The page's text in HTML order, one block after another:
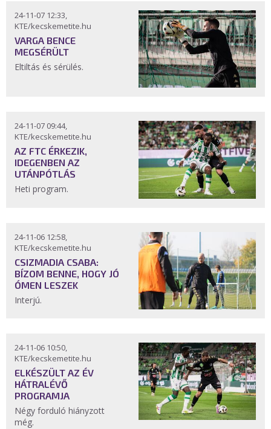
24-11-07 12:33,
KTE/kecskemetite.hu
VARGA BENCE
MEGSÉRÜLT
Eltiltás és sérülés.
24-11-07 09:44,
KTE/kecskemetite.hu
AZ FTC ÉRKEZIK,
IDEGENBEN AZ
UTÁNPÓTLÁS
Heti program.
24-11-06 12:58,
KTE/kecskemetite.hu
CSIZMADIA CSABA:
BÍZOM BENNE, HOGY JÓ
ÓMEN LESZEK
Interjú.
24-11-06 10:50,
KTE/kecskemetite.hu
ELKÉSZÜLT AZ ÉV
HÁTRALÉVŐ
PROGRAMJA
Négy forduló hiányzott
még.